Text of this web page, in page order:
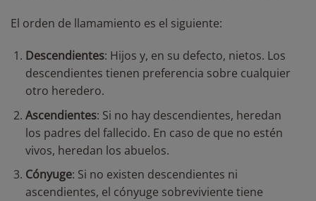
El orden de llamamiento es el siguiente:
Descendientes: Hijos y, en su defecto, nietos. Los
descendientes tienen preferencia sobre cualquier
otro heredero.
Ascendientes: Si no hay descendientes, heredan
los padres del fallecido. En caso de que no estén
vivos, heredan los abuelos.
Cónyuge: Si no existen descendientes ni
ascendientes, el cónyuge sobreviviente tiene